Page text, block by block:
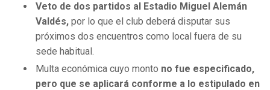
Veto de dos partidos al Estadio Miguel Alemán
Valdés, por lo que el club deberá disputar sus
próximos dos encuentros como local fuera de su
sede habitual.
Multa económica cuyo monto no fue especificado,
pero que se aplicará conforme a lo estipulado en